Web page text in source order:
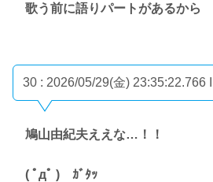
歌う前に語りパートがあるから
30 : 2026/05/29(金) 23:35:22.766
鳩山由紀夫ええな…！！
( ﾟдﾟ ) ｶﾞﾀｯ